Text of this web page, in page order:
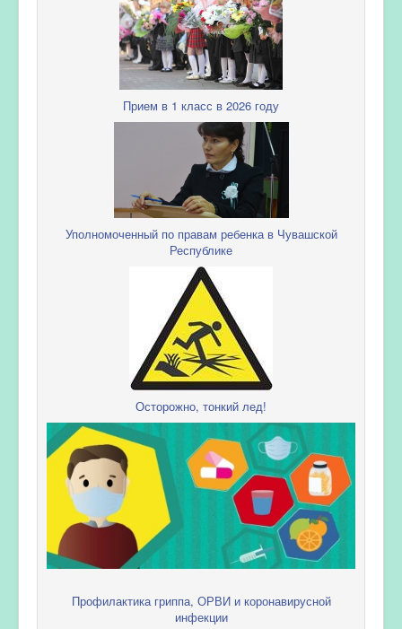
Прием в 1 класс в 2026 году
Уполномоченный по правам ребенка в Чувашской
Республике
Осторожно, тонкий лед!
Профилактика гриппа, ОРВИ и коронавирусной
инфекции